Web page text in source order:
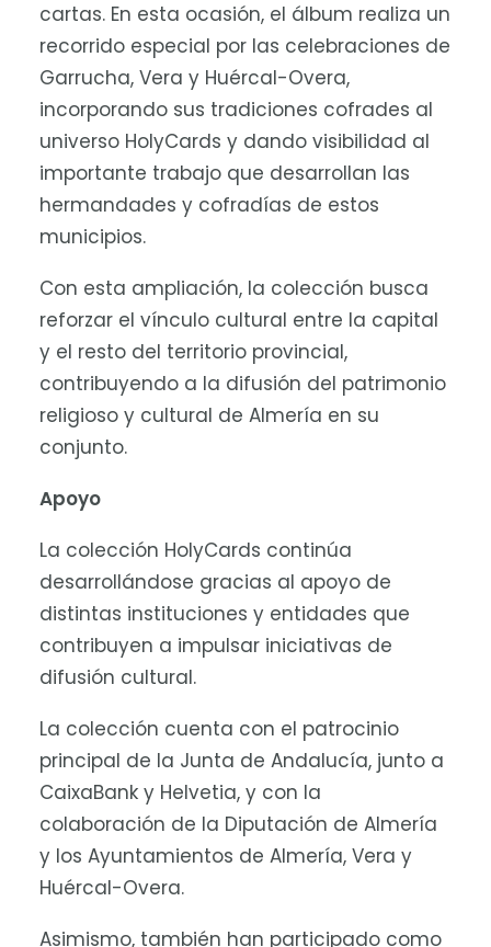
cartas. En esta ocasión, el álbum realiza un
recorrido especial por las celebraciones de
Garrucha, Vera y Huércal-Overa,
incorporando sus tradiciones cofrades al
universo HolyCards y dando visibilidad al
importante trabajo que desarrollan las
hermandades y cofradías de estos
municipios.
Con esta ampliación, la colección busca
reforzar el vínculo cultural entre la capital
y el resto del territorio provincial,
contribuyendo a la difusión del patrimonio
religioso y cultural de Almería en su
conjunto.
Apoyo
La colección HolyCards continúa
desarrollándose gracias al apoyo de
distintas instituciones y entidades que
contribuyen a impulsar iniciativas de
difusión cultural.
La colección cuenta con el patrocinio
principal de la Junta de Andalucía, junto a
CaixaBank y Helvetia, y con la
colaboración de la Diputación de Almería
y los Ayuntamientos de Almería, Vera y
Huércal-Overa.
Asimismo, también han participado como